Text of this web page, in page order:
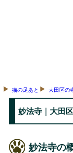
猫の足あと 大田区の
妙法寺｜大田
妙法寺の